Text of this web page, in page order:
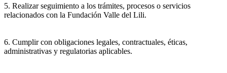
5. Realizar seguimiento a los trámites, procesos o servicios
relacionados con la Fundación Valle del Lili.
6. Cumplir con obligaciones legales, contractuales, éticas,
administrativas y regulatorias aplicables.